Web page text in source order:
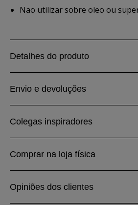
Nao utilizar sobre oleo ou
Detalhes do produto
Envio e devoluções
Colegas inspiradores
Comprar na loja física
Opiniões dos clientes